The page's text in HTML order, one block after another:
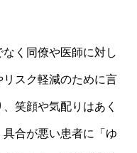
く同僚や医師に対し
スク軽減のために言
笑顔や気配りはあく
合が悪い患者に「ゆ